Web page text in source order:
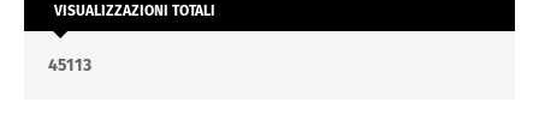
VISUALIZZAZIONI TOTALI
45113